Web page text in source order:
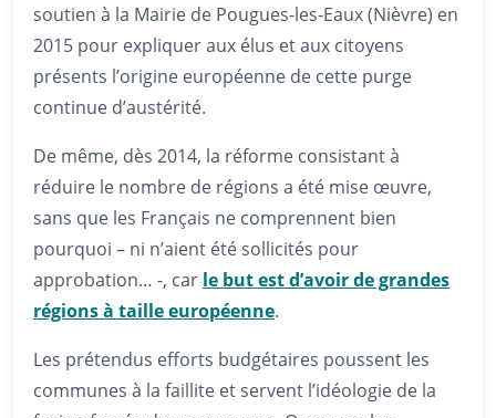
soutien à la Mairie de Pougues-les-Eaux (Nièvre) en
2015 pour expliquer aux élus et aux citoyens
présents l’origine européenne de cette purge
continue d’austérité.
De même, dès 2014, la réforme consistant à
réduire le nombre de régions a été mise œuvre,
sans que les Français ne comprennent bien
pourquoi – ni n’aient été sollicités pour
approbation… -, car le but est d’avoir de grandes
régions à taille européenne.
Les prétendus efforts budgétaires poussent les
communes à la faillite et servent l’idéologie de la